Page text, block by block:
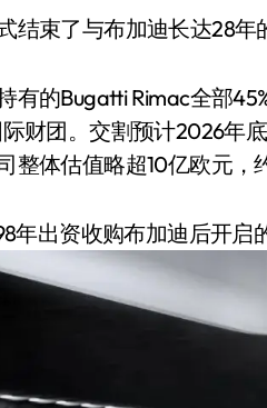
死”操作：把手机塞冰箱，你中招
则”：海信拿下RGB-Mini LED全
先不学了——永辉的“休克疗法”
上3099，小米17标准版逼近
菜：合肥正在下一盘你看不懂的
？90%的人第一步就做错了
第三次复刻GBA SP，情怀
结束了与布加迪长达28年
的Bugatti Rimac全部
财团。交割预计2026年
体估值略超10亿欧元，
年出资收购布加迪后开启